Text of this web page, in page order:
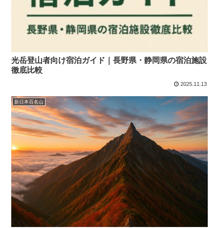
光岳登山者向け宿泊ガイド｜長野県・静岡県の宿泊施設
徹底比較
2025.11.13
新日本百名山